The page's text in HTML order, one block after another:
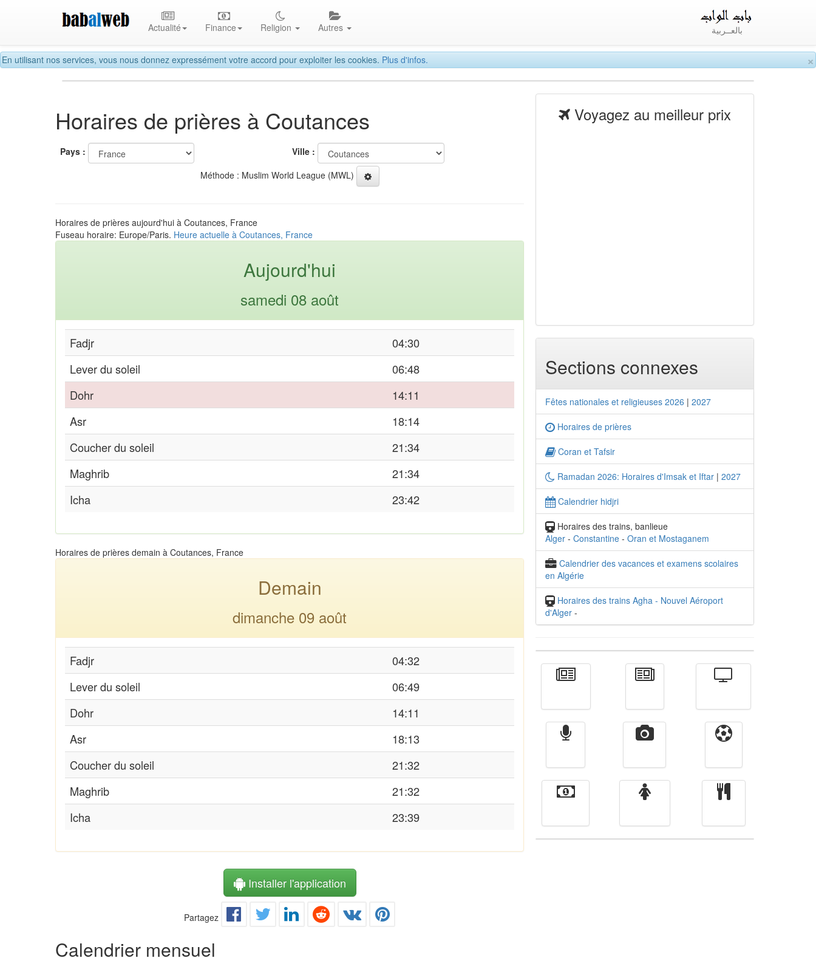
×
En utilisant nos services, vous nous donnez expressément votre accord pour exploiter les cookies. Plus d'infos.
Actualité Finance Religion Autres بالعــربية
Horaires de prières à Coutances
Pays :
Ville :
Méthode : Muslim World League (MWL)
Horaires de prières aujourd'hui à Coutances, France
Fuseau horaire: Europe/Paris. Heure actuelle à Coutances, France
Aujourd'hui
samedi 08 août
Fadjr
04:30
Lever du soleil
06:48
Dohr
14:11
Asr
18:14
Coucher du soleil
21:34
Maghrib
21:34
Icha
23:42
Horaires de prières demain à Coutances, France
Demain
dimanche 09 août
Fadjr
04:32
Lever du soleil
06:49
Dohr
14:11
Asr
18:13
Coucher du soleil
21:32
Maghrib
21:32
Icha
23:39
Installer l'application
Partagez
Calendrier mensuel
Voyagez au meilleur prix
Sections connexes
Fêtes nationales et religieuses 2026 | 2027
Horaires de prières
Coran et Tafsir
Ramadan 2026: Horaires d'Imsak et Iftar | 2027
Calendrier hidjri
Horaires des trains, banlieue
Alger - Constantine - Oran et Mostaganem
Calendrier des vacances et examens scolaires
en Algérie
Horaires des trains Agha - Nouvel Aéroport
d'Alger -